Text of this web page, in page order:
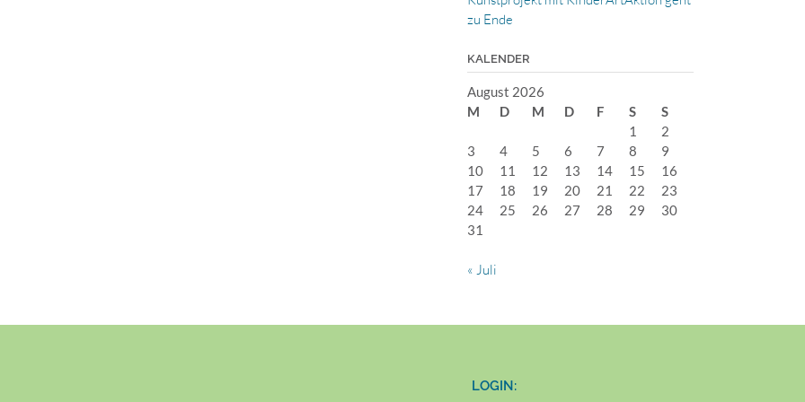
zu Ende
KALENDER
August 2026
M
D M D F S
S
1
2
3
4 5 6 7 8
9
10
11 12 13 14 15
16
17
18 19 20 21 22
23
24
25 26 27 28 29
30
31
« Juli
LOGIN: